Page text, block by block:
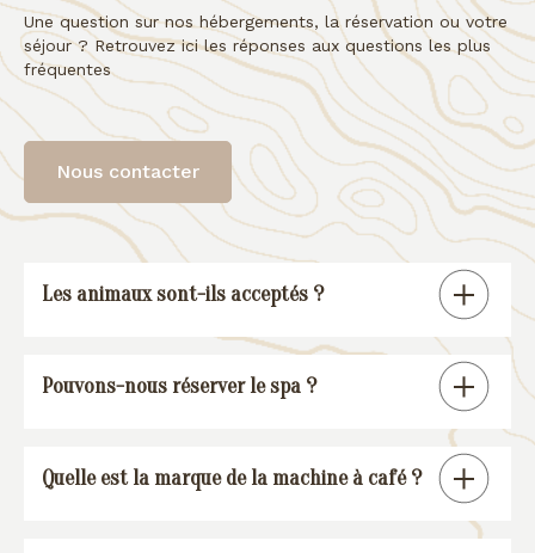
Une question sur nos hébergements, la réservation ou votre
séjour ? Retrouvez ici les réponses aux questions les plus
fréquentes
Nous contacter
Les animaux sont-ils acceptés ?
Tous nos gîtes sont « pet friendly », à
l’exception de la suite spa.
Pouvons-nous réserver le spa ?
pourrez réserver une session spa (voir
Quelle est la marque de la machine à café ?